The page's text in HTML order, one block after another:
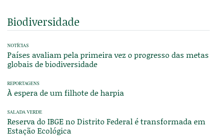
Biodiversidade
NOTÍCIAS
Países avaliam pela primeira vez o progresso das metas
globais de biodiversidade
REPORTAGENS
À espera de um filhote de harpia
SALADA VERDE
Reserva do IBGE no Distrito Federal é transformada em
Estação Ecológica